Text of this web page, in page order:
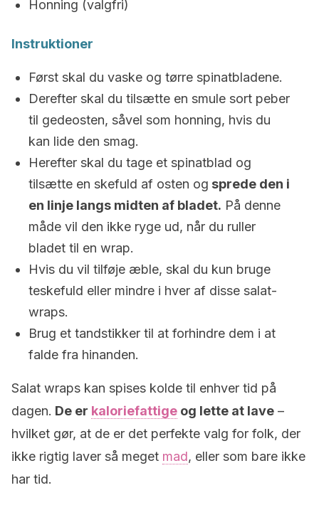
Honning (valgfri)
Instruktioner
Først skal du vaske og tørre spinatbladene.
Derefter skal du tilsætte en smule sort peber
til gedeosten, såvel som honning, hvis du
kan lide den smag.
Herefter skal du tage et spinatblad og
tilsætte en skefuld af osten og sprede den i
en linje langs midten af ​​bladet. På denne
måde vil den ikke ryge ud, når du ruller
bladet til en wrap.
Hvis du vil tilføje æble, skal du kun bruge
teskefuld eller mindre i hver af disse salat-
wraps.
Brug et tandstikker til at forhindre dem i at
falde fra hinanden.
Salat wraps kan spises kolde til enhver tid på
dagen. De er kaloriefattige og lette at lave –
hvilket gør, at de er det perfekte valg for folk, der
ikke rigtig laver så meget mad, eller som bare ikke
har tid.